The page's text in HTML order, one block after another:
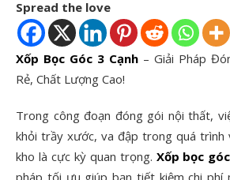
Spread the love
Xốp Bọc Góc 3 Cạnh – Giải Pháp
Rẻ, Chất Lượng Cao!
Trong công đoạn đóng gói nội thất,
khỏi trầy xước, va đập trong quá trình
kho là cực kỳ quan trọng. Xốp bọc
pháp tối ưu giúp bạn tiết kiệm chi phí